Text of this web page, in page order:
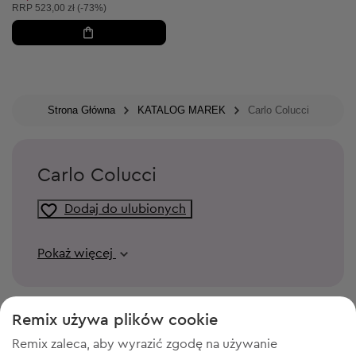
Cena sugerowana:
RRP 523,00 zł (-73%)
Strona Główna KATALOG MAREK Carlo Colucci
Carlo Colucci
Dodaj do ulubionych
Pokaż więcej
Remix używa plików cookie
Remix zaleca, aby wyrazić zgodę na używanie